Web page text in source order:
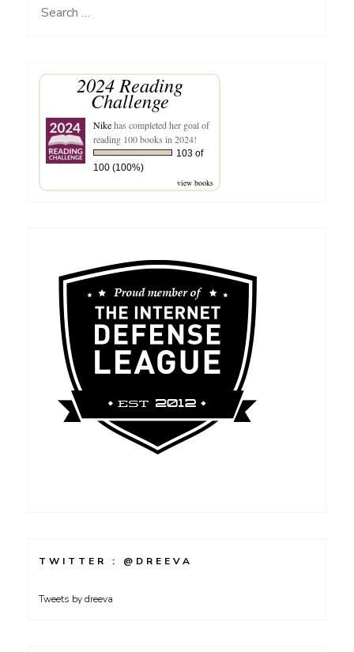
Search
2024 Reading
Challenge
Nikehas completed her goal of
reading 100 books in 2024!
103 of
100 (100%)
view books
TWITTER : @DREEVA
Tweets by dreeva